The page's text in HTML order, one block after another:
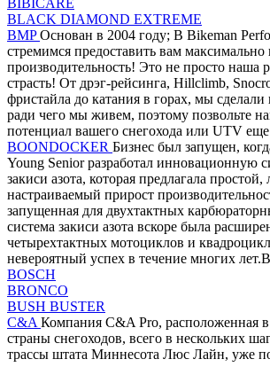
BLACK DIAMOND EXTREME
BMPОснован в 2004 году; В Bikeman
стремимся предоставить вам
производительность! Это не просто наша
страсть! От дрэг-рейсинга, Hillclimb,
фристайла до катания в горах, мы сделали
ради чего мы живем, поэтому позвольте
потенциал вашего снегохода или UTV
BOONDOCKER Бизнес был запущен,
Young Senior разработал инновационную
закиси азота, которая предлагала простой,
настраиваемый прирост
запущенная для двухтактных
система закиси азота вскоре была
четырехтактных мотоциклов и
невероятный успех в течение многих
BOSCH
BRONCO
BUSH BUSTER
C&A Компания C&A Pro, расположенная
страны снегоходов, всего в нескольких
трассы штата Миннесота Люс Лайн, уже